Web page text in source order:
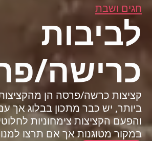
חגים ושבת
לביבות
כרישה/
קציצות כרשה/פרסה הן
ביותר, יש כבר מתכון בבלוג אך
והפעם הקציצות צימחוניות
במקור מטוגנות אך אם תרצו